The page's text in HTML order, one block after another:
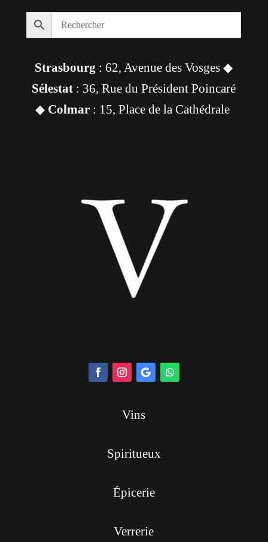
Strasbourg : 62, Avenue des Vosges ◆
Sélestat : 36, Rue du Président Poincaré
◆ Colmar: 15, Place de la Cathédrale
Vins
Spiritueux
Épicerie
Verrerie